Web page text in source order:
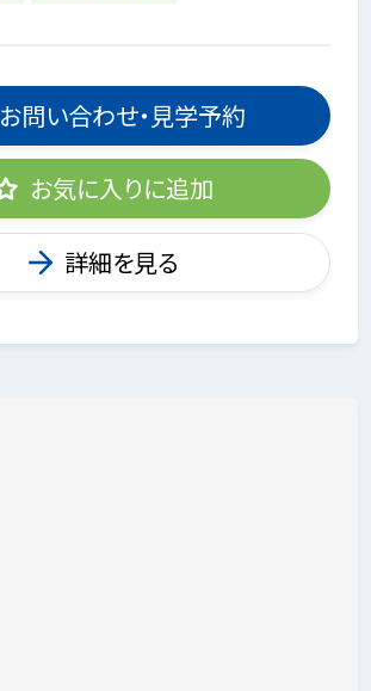
お問い合わせ・見学予約
お気に入りに追加
詳細を見る